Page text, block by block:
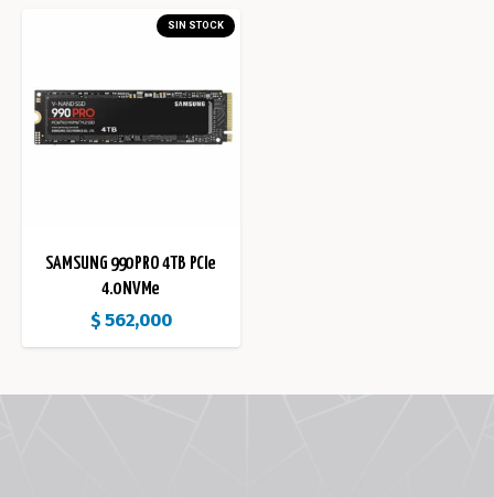
SIN STOCK
SAMSUNG 990 PRO 4TB PCIe
4.0 NVMe
$ 562,000